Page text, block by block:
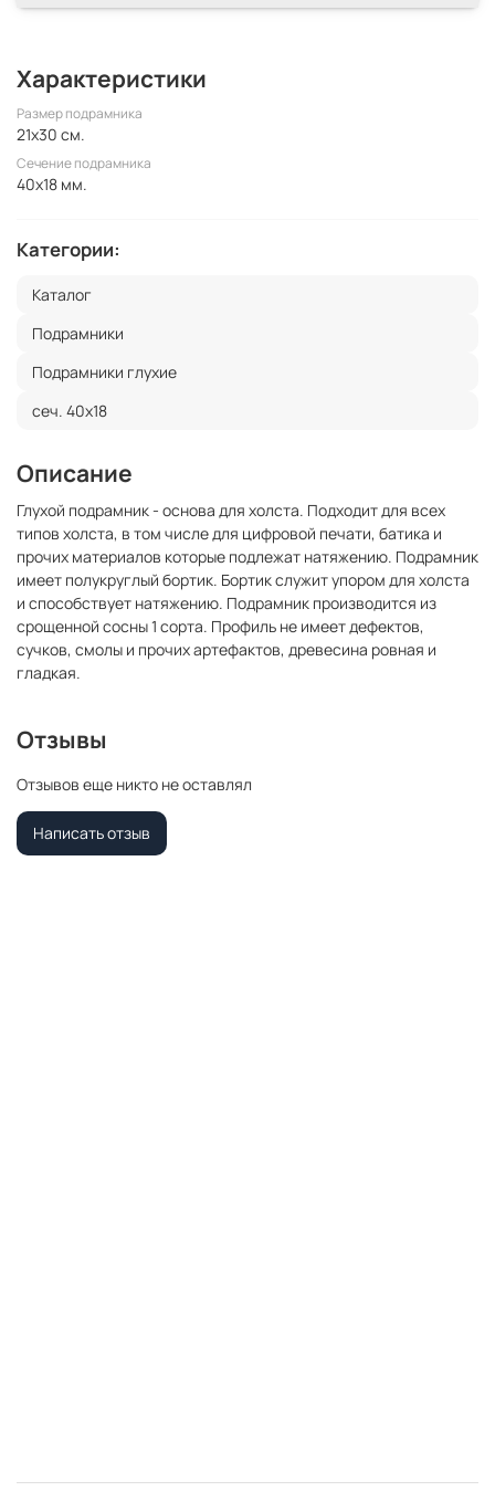
Характеристики
Размер подрамника
21x30 см.
Сечение подрамника
40x18 мм.
Категории:
Каталог
Подрамники
Подрамники глухие
сеч. 40х18
Описание
Глухой подрамник - основа для холста. Подходит для всех
типов холста, в том числе для цифровой печати, батика и
прочих материалов которые подлежат натяжению. Подрамник
имеет полукруглый бортик. Бортик служит упором для холста
и способствует натяжению. Подрамник производится из
срощенной сосны 1 сорта. Профиль не имеет дефектов,
сучков, смолы и прочих артефактов, древесина ровная и
гладкая.
Отзывы
Отзывов еще никто не оставлял
Написать отзыв